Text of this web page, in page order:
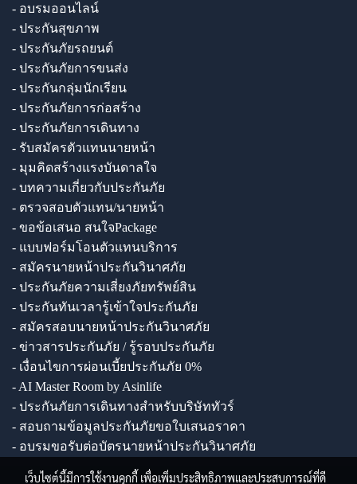
- อบรมออนไลน์
- ประกันสุขภาพ
- ประกันภัยรถยนต์
- ประกันภัยการขนส่ง
- ประกันกลุ่มนักเรียน
- ประกันภัยการก่อสร้าง
- ประกันภัยการเดินทาง
- รับสมัครตัวแทนนายหน้า
- มุมคิดสร้างแรงบันดาลใจ
- บทความเกี่ยวกับประกันภัย
- ตรวจสอบตัวแทน/นายหน้า
- ขอข้อเสนอ สนใจPackage
- แบบฟอร์มโอนตัวแทนบริการ
- สมัครนายหน้าประกันวินาศภัย
- ประกันภัยความเสี่ยงภัยทรัพย์สิน
- ประกันทันเวลารู้เข้าใจประกันภัย
- สมัครสอบนายหน้าประกันวินาศภัย
- ข่าวสารประกันภัย / รู้รอบประกันภัย
- เงื่อนไขการผ่อนเบี้ยประกันภัย 0%
- AI Master Room by Asinlife
- ประกันภัยการเดินทางสำหรับบริษัททัวร์
- สอบถามข้อมูลประกันภัยขอใบเสนอราคา
- อบรมขอรับต่อบัตรนายหน้าประกันวินาศภัย
เว็บไซต์นี้มีการใช้งานคุกกี้ เพื่อเพิ่มประสิทธิภาพและประสบการณ์ที่ดี